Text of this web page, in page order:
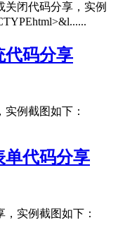
关闭代码分享，实例
代码分享
例截图如下：
单代码分享
实例截图如下：